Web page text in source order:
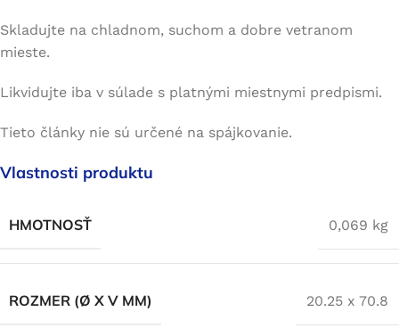
Skladujte na chladnom, suchom a dobre vetranom
mieste.
Likvidujte iba v súlade s platnými miestnymi predpismi.
Tieto články nie sú určené na spájkovanie.
Vlastnosti produktu
HMOTNOSŤ 0,069 kg
ROZMER (Ø X V MM) 20.25 x 70.8